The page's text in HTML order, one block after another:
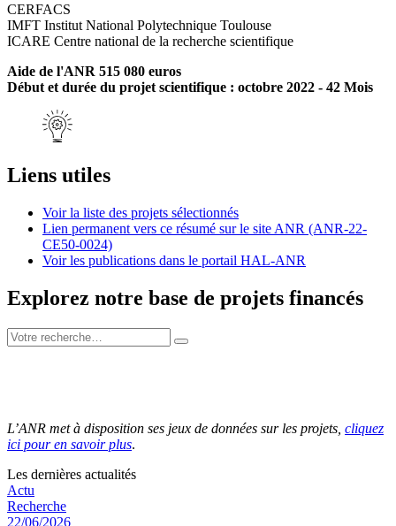
CERFACS
IMFT Institut National Polytechnique Toulouse
ICARE Centre national de la recherche scientifique
Aide de l'ANR 515 080 euros
Début et durée du projet scientifique : octobre 2022 - 42 Mois
Liens utiles
Voir la liste des projets sélectionnés
Lien permanent vers ce résumé sur le site ANR (ANR-22-
CE50-0024)
Voir les publications dans le portail HAL-ANR
Explorez notre base de projets financés
L’ANR met à disposition ses jeux de données sur les projets, cliquez
ici pour en savoir plus.
Les dernières actualités
Actu
Recherche
22/06/2026